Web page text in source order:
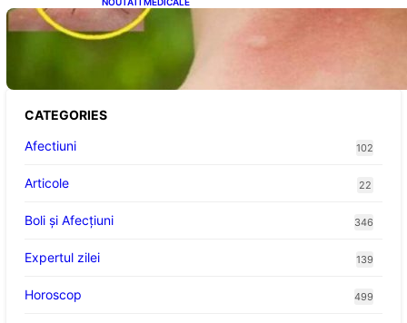
Cum bacteriile pielii influențează atracția
țânțarilor: O nouă viziune asupra alegerii
CATEGORIES
Afectiuni
102
Articole 22
Boli și Afecțiuni 346
Expertul zilei 139
Horoscop 499